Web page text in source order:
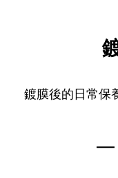
鍍膜後的日常保
—